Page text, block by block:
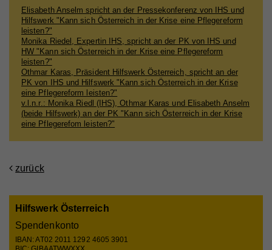
Elisabeth Anselm spricht an der Pressekonferenz von IHS und
Hilfswerk "Kann sich Österreich in der Krise eine Pflegereform
leisten?"
Monika Riedel, Expertin IHS, spricht an der PK von IHS und
HW "Kann sich Österreich in der Krise eine Pflegereform
leisten?"
Othmar Karas, Präsident Hilfswerk Österreich, spricht an der
PK von IHS und Hilfswerk "Kann sich Österreich in der Krise
eine Pflegereform leisten?"
v.l.n.r.: Monika Riedl (IHS), Othmar Karas und Elisabeth Anselm
(beide Hilfswerk) an der PK "Kann sich Österreich in der Krise
eine Pflegerefom leisten?"
zurück
Hilfswerk Österreich
Spendenkonto
IBAN: AT02 2011 1292 4605 3901
Anbieter Whatchado
Laufzeit
Zweck
Registriert eine eindeutige ID, die verwendet wird,
um statistische Daten dazu, wie der Besucher die
Website nutzt, zu generieren.
Name _gat_UA_44117881-7
Laufzeit
Zweck
verwendet